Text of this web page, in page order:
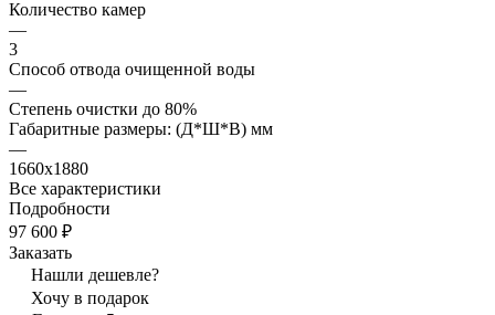
Количество камер
—
3
Способ отвода очищенной воды
—
Степень очистки до 80%
Габаритные размеры: (Д*Ш*В) мм
—
1660х1880
Все характеристики
Подробности
97 600 ₽
Заказать
Нашли дешевле?
Хочу в подарок